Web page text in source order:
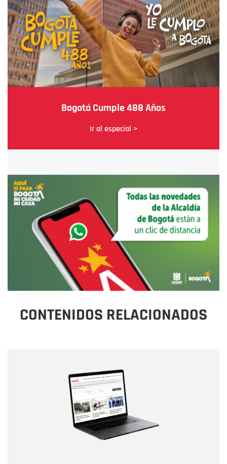
Bogotá Cumple 488 Años
Ir al especial >
CONTENIDOS RELACIONADOS
Correo electrónico
Tipo de comentario